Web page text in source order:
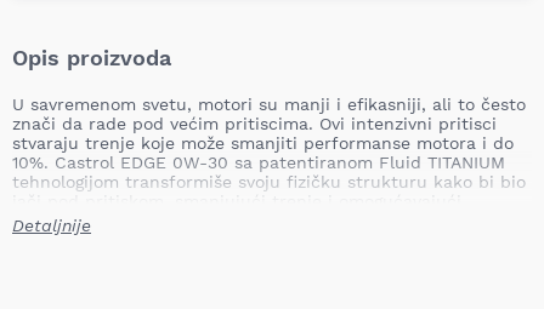
Opis proizvoda
U savremenom svetu, motori su manji i efikasniji, ali to često
znači da rade pod većim pritiscima. Ovi intenzivni pritisci
stvaraju trenje koje može smanjiti performanse motora i do
10%. Castrol EDGE 0W-30 sa patentiranom Fluid TITANIUM
tehnologijom transformiše svoju fizičku strukturu kako bi bio
maksimalne performanse motora kada su najpotrebnije.
Detaljnije